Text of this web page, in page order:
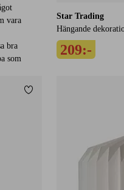
vara
bra
som
Star Trading
Hängande
209:-
Lägg till i favoriter